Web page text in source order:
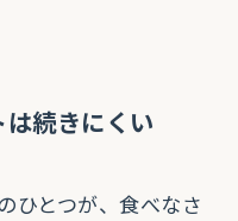
続きにくい
ひとつが、食べなさ